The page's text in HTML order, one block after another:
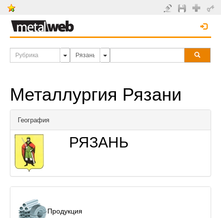
Металлургия Рязани
География
РЯЗАНЬ
Продукция